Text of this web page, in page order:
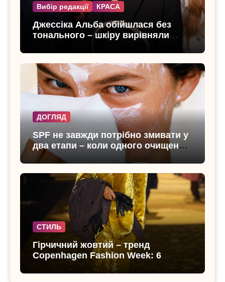
Вибір редакції КРАСА
Джессіка Альба обійшлася без
тонального – шкіру вирівняли
ДОГЛЯД
SPF не завжди потрібно змивати у
два етапи – коли одного очищення
достатньо
СТИЛЬ
Гірчичний жовтий – тренд
Copenhagen Fashion Week: 6
образів, що переводять літо в
осінь